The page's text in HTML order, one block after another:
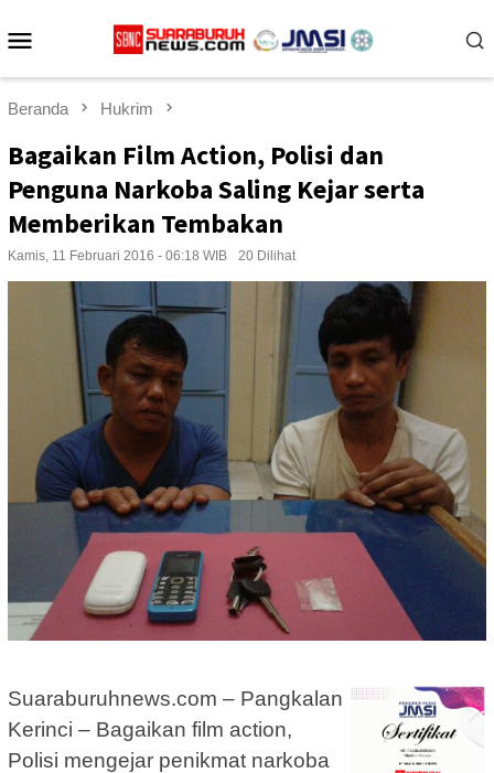
ke
Beranda Hukrim
Bagaikan Film Action, Polisi dan
Penguna Narkoba Saling Kejar serta
Memberikan Tembakan
Kamis, 11 Februari 2016 - 06:18 WIB 20 Dilihat
Suaraburuhnews.com – Pangkalan
Kerinci – Bagaikan film action,
Polisi mengejar penikmat narkoba